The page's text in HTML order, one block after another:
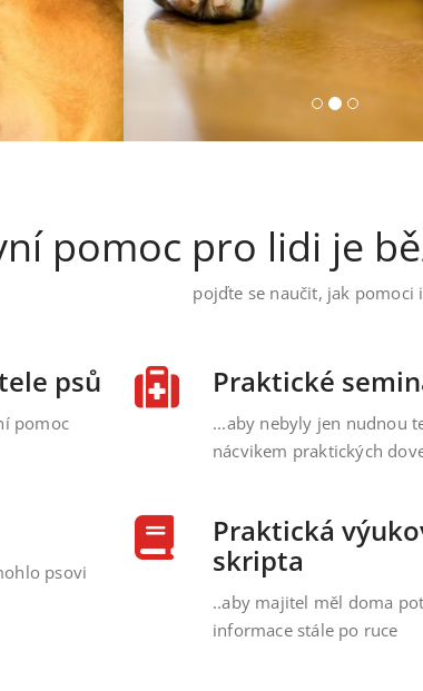
pomoc pro lidi je
pojďte se naučit, jak pomoci
psů
pomoc
Praktické
...aby nebyly jen nudnou
nácvikem praktických
psovi
Praktická
skripta
..aby majitel měl doma
informace stále po ruce